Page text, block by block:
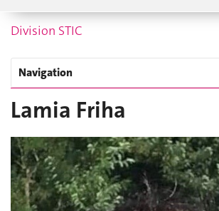
Division STIC
Navigation
Lamia Friha